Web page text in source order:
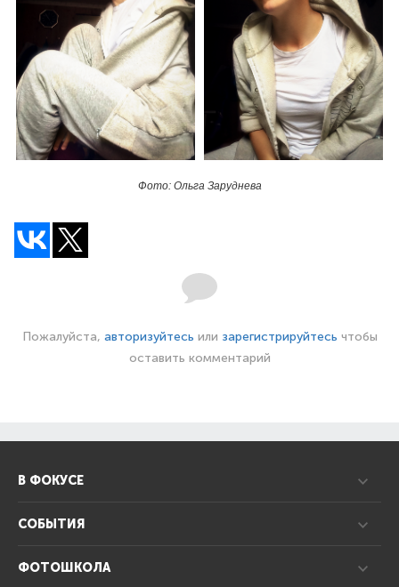
Фото: Ольга Заруднева
Пожалуйста, авторизуйтесь или зарегистрируйтесь чтобы
оставить комментарий
В ФОКУСЕ
СОБЫТИЯ
ФОТОШКОЛА